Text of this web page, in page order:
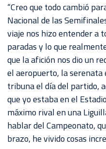
“Creo que todo cambió
Nacional de las
viaje nos hizo entender a
paradas y lo que
que la afición nos dio un
el aeropuerto, la serenata
tribuna el día del partido,
que yo estaba en el
máximo rival en una
hablar del Campeonato,
brazo, he vivido cosas